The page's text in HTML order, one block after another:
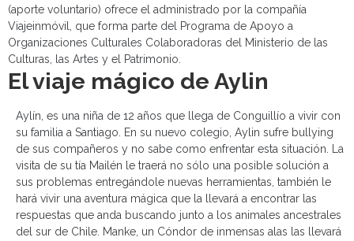
(aporte voluntario) ofrece el administrado por la compañía
Viajeinmóvil, que forma parte del Programa de Apoyo a
Organizaciones Culturales Colaboradoras del Ministerio de las
Culturas, las Artes y el Patrimonio.
El viaje mágico de Aylin
Aylín, es una niña de 12 años que llega de Conguillío a vivir con
su familia a Santiago. En su nuevo colegio, Aylin sufre bullying
de sus compañeros y no sabe como enfrentar esta situación. La
visita de su tía Mailén le traerá no sólo una posible solución a
sus problemas entregándole nuevas herramientas, también le
hará vivir una aventura mágica que la llevará a encontrar las
respuestas que anda buscando junto a los animales ancestrales
del sur de Chile. Manke, un Cóndor de inmensas alas las llevará